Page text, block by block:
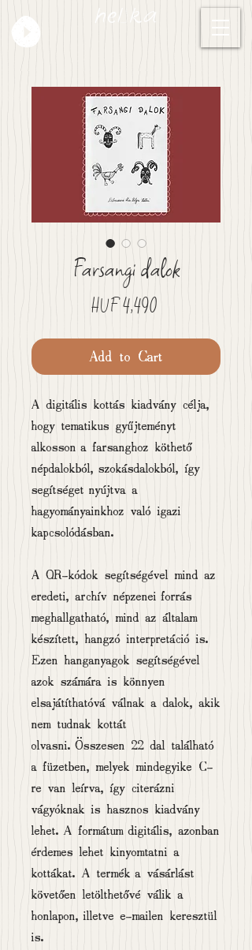
Farsangi dalok
HUF 4,490Price
Add to Cart
A digitális kottás kiadvány célja,
hogy tematikus gyűjteményt
alkosson a farsanghoz köthető
népdalokból, szokásdalokból, így
segítséget nyújtva a
hagyományainkhoz való igazi
kapcsolódásban.
A QR-kódok segítségével mind az
eredeti, archív népzenei forrás
meghallgatható, mind az általam
készített, hangzó interpretáció is.
Ezen hanganyagok segítségével
azok számára is könnyen
elsajátíthatóvá válnak a dalok, akik
nem tudnak kottát
olvasni. Összesen 22 dal található
a füzetben, melyek mindegyike C-
re van leírva, így citerázni
vágyóknak is hasznos kiadvány
lehet. A formátum digitális, azonban
érdemes lehet kinyomtatni a
kottákat. A termék a vásárlást
követően letölthetővé válik a
honlapon, illetve e-mailen keresztül
is.